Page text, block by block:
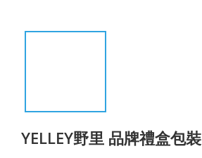
YELLEY野里 品牌禮盒包裝